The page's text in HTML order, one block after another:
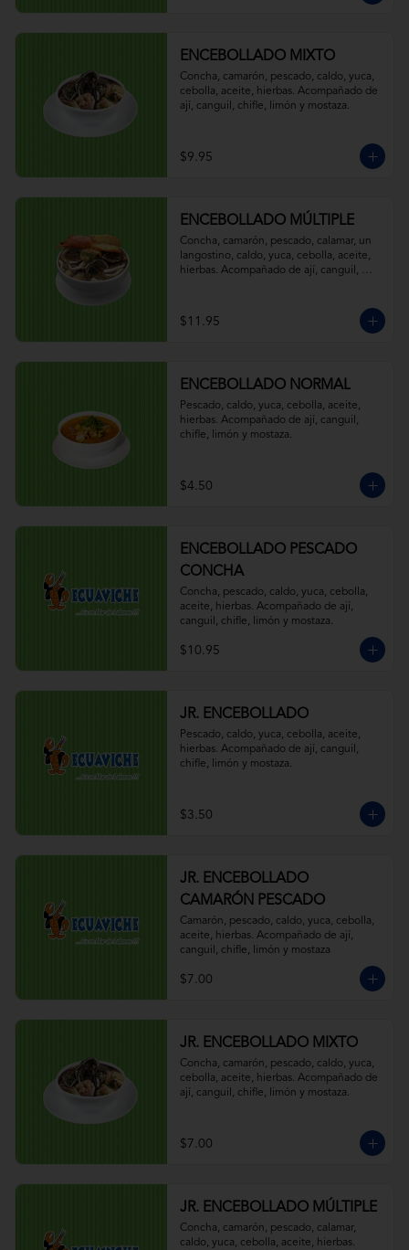
ENCEBOLLADO MIXTO
Concha, camarón, pescado, caldo, yuca,
cebolla, aceite, hierbas. Acompañado de
ají, canguil, chifle, limón y mostaza.
$9.95
ENCEBOLLADO MÚLTIPLE
Concha, camarón, pescado, calamar, un
langostino, caldo, yuca, cebolla, aceite,
hierbas. Acompañado de ají, canguil,
$11.95
ENCEBOLLADO NORMAL
Pescado, caldo, yuca, cebolla, aceite,
hierbas. Acompañado de ají, canguil,
chifle, limón y mostaza.
$4.50
ENCEBOLLADO PESCADO
CONCHA
Concha, pescado, caldo, yuca, cebolla,
aceite, hierbas. Acompañado de ají,
canguil, chifle, limón y mostaza.
$10.95
JR. ENCEBOLLADO
Pescado, caldo, yuca, cebolla, aceite,
hierbas. Acompañado de ají, canguil,
chifle, limón y mostaza.
$3.50
JR. ENCEBOLLADO
CAMARÓN PESCADO
Camarón, pescado, caldo, yuca, cebolla,
aceite, hierbas. Acompañado de ají,
canguil, chifle, limón y mostaza
$7.00
JR. ENCEBOLLADO MIXTO
Concha, camarón, pescado, caldo, yuca,
cebolla, aceite, hierbas. Acompañado de
ají, canguil, chifle, limón y mostaza.
$7.00
JR. ENCEBOLLADO MÚLTIPLE
Concha, camarón, pescado, calamar,
caldo, yuca, cebolla, aceite, hierbas.